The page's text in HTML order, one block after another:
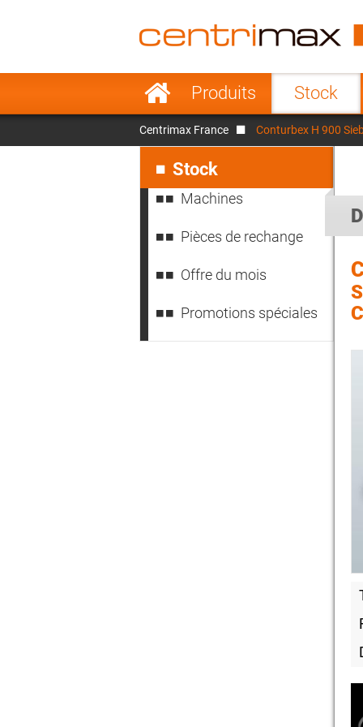
Aller
au
contenu
Produits Stock
France Italy
Sweden
Denmark
Centrimax France
Conturbex H 900
au
contenuStock
Machines
Pièces de rechange
Offre du mois
Promotions spéciales